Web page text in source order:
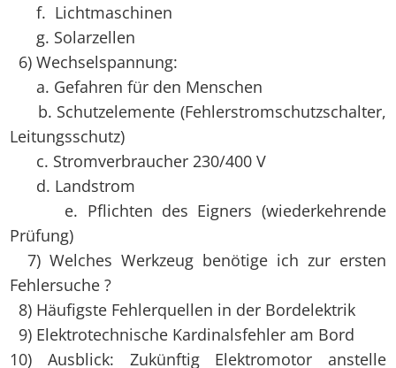
f. Lichtmaschinen
g. Solarzellen
6) Wechselspannung:
a. Gefahren für den Menschen
b. Schutzelemente (Fehlerstromschutzschalter,
Leitungsschutz)
c. Stromverbraucher 230/400 V
d. Landstrom
e. Pflichten des Eigners (wiederkehrende
Prüfung)
7) Welches Werkzeug benötige ich zur ersten
Fehlersuche ?
8) Häufigste Fehlerquellen in der Bordelektrik
9) Elektrotechnische Kardinalsfehler am Bord
10) Ausblick: Zukünftig Elektromotor anstelle